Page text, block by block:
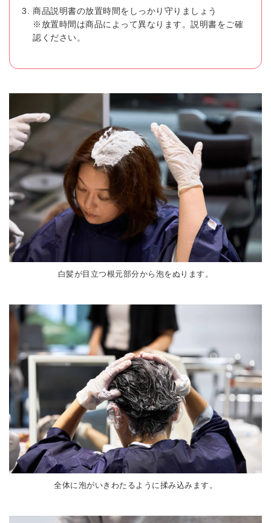
商品説明書の放置時間をしっかり守りましょう
※放置時間は商品によって異なります。説明書をご確
認ください。
白髪が目立つ根元部分から泡をぬります。
全体に泡がいきわたるように揉み込みます。